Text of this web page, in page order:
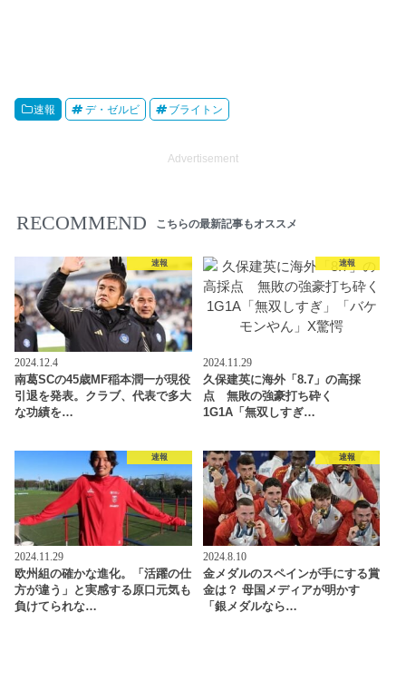
速報 デ・ゼルビ ブライトン
Advertisement
RECOMMEND こちらの最新記事もオススメ
速報
2024.12.4
南葛SCの45歳MF稲本潤一が現役
引退を発表。クラブ、代表で多大
な功績を…
速報
2024.11.29
久保建英に海外「8.7」の高採
点 無敗の強豪打ち砕く
1G1A「無双しすぎ…
速報
2024.11.29
欧州組の確かな進化。「活躍の仕
方が違う」と実感する原口元気も
負けてられな…
速報
2024.8.10
金メダルのスペインが手にする賞
金は？ 母国メディアが明かす
「銀メダルなら…